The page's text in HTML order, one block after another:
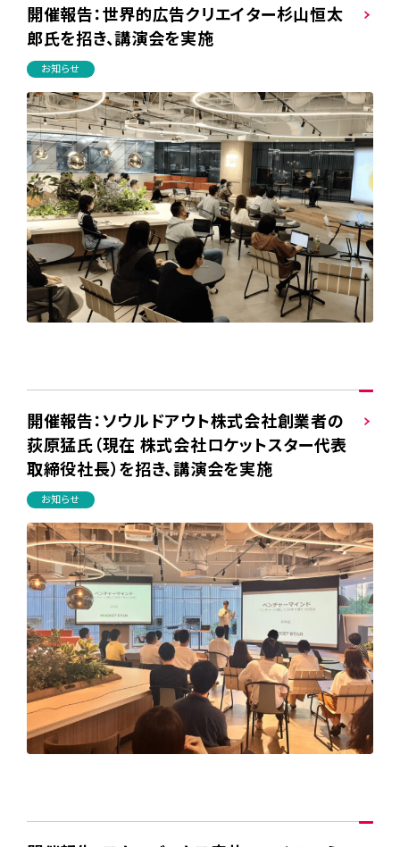
開催報告：世界的広告クリエイター杉山恒太
郎氏を招き、講演会を実施
お知らせ
開催報告：ソウルドアウト株式会社創業者の
荻原猛氏（現在 株式会社ロケットスター代表
取締役社長）を招き、講演会を実施
お知らせ